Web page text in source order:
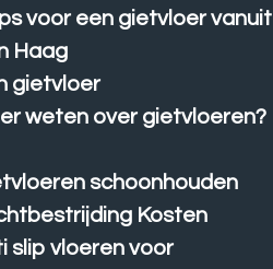
voor een gietvloer vanuit
Haag
gietvloer
weten over gietvloeren?
schoonhouden
Kosten
slip vloeren voor